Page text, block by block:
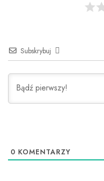
Subskrybuj
0 KOMENTARZY